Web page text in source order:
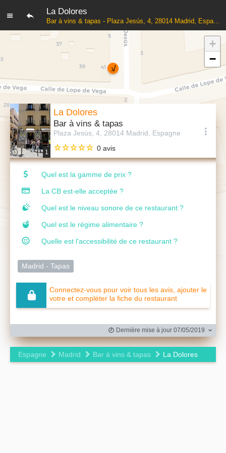
La Dolores
Bar à vins & tapas - Plaza Jesús, 4, 28014 Madrid, Espagne
1
La Dolores
Bar à vins & tapas
Plaza Jesús, 4, 28014 Madrid, Espagne
0 avis
Quel est la gamme de prix ?
La CB est-elle acceptée ?
Quel est le niveau sonore de ce restaurant ?
Quel est le régime alimentaire ?
Quelle est l'accessibilité de ce restaurant ?
Madrid - Tapas
Connectez-vous pour voir tous les avis, ajouter le
votre et compléter la fiche du restaurant
Dernière mise à jour 07/05/2019
Espagne Madrid Bar à vins & tapas La Dolores
+
−